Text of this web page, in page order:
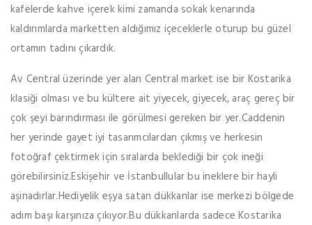
kafelerde kahve içerek kimi zamanda sokak kenarında
kaldırımlarda marketten aldığımız içeceklerle oturup bu güzel
ortamın tadını çıkardık.
Av Central üzerinde yer alan Central market ise bir Kostarika
klasiği olması ve bu kültere ait yiyecek, giyecek, araç gereç bir
çok şeyi barındırması ile görülmesi gereken bir yer.Caddenin
her yerinde gayet iyi tasarımcılardan çıkmış ve herkesin
fotoğraf çektirmek için sıralarda beklediği bir çok ineği
görebilirsiniz.Eskişehir ve İstanbullular bu ineklere bir hayli
aşinadırlar.Hediyelik eşya satan dükkanlar ise merkezi bölgede
adım başı karşınıza çıkıyor.Bu dükkanlarda sadece Kostarika